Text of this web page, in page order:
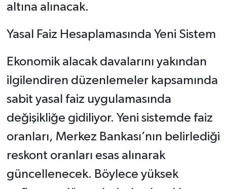
altına alınacak.
Yasal Faiz Hesaplamasında Yeni Sistem
Ekonomik alacak davalarını yakından
ilgilendiren düzenlemeler kapsamında
sabit yasal faiz uygulamasında
değişikliğe gidiliyor. Yeni sistemde faiz
oranları, Merkez Bankası’nın belirlediği
reskont oranları esas alınarak
güncellenecek. Böylece yüksek